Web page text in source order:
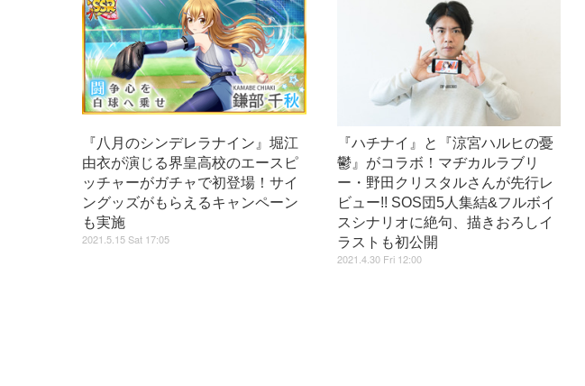
『八月のシンデレラナイン』堀江
由衣が演じる界皇高校のエースピ
ッチャーがガチャで初登場！サイ
ングッズがもらえるキャンペーン
も実施
2021.5.15 Sat 17:05
『ハチナイ』と『涼宮ハルヒの憂
鬱』がコラボ！マヂカルラブリ
ー・野田クリスタルさんが先行レ
ビュー!! SOS団5人集結&フルボイ
スシナリオに絶句、描きおろしイ
ラストも初公開
2021.4.30 Fri 12:00